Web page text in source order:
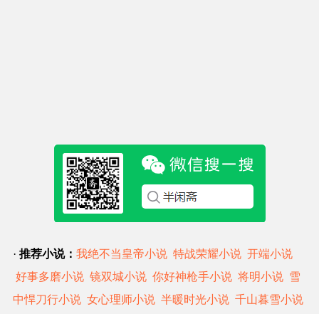
· 推荐小说： 我绝不当皇帝小说 特战荣耀小说 开端小说
好事多磨小说 镜双城小说 你好神枪手小说 将明小说 雪
中悍刀行小说 女心理师小说 半暖时光小说 千山暮雪小说